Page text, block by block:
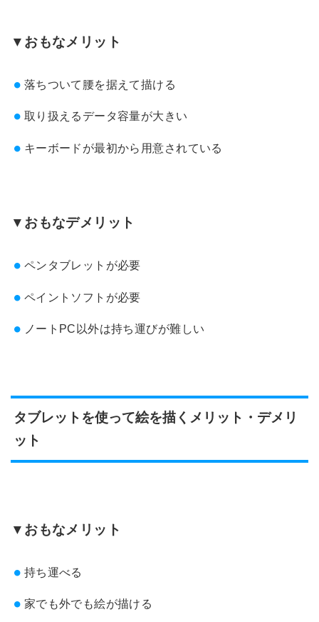
▼おもなメリット
落ちついて腰を据えて描ける
取り扱えるデータ容量が大きい
キーボードが最初から用意されている
▼おもなデメリット
ペンタブレットが必要
ペイントソフトが必要
ノートPC以外は持ち運びが難しい
タブレットを使って絵を描くメリット・デメリ
ット
▼おもなメリット
持ち運べる
家でも外でも絵が描ける